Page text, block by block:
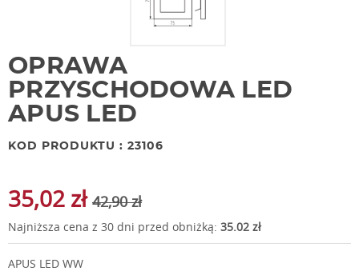
OPRAWA
PRZYSCHODOWA LED
APUS LED
KOD PRODUKTU : 23106
35,02 zł 42,90 zł
Najniższa cena z 30 dni przed obniżką: 35.02 zł
APUS LED WW